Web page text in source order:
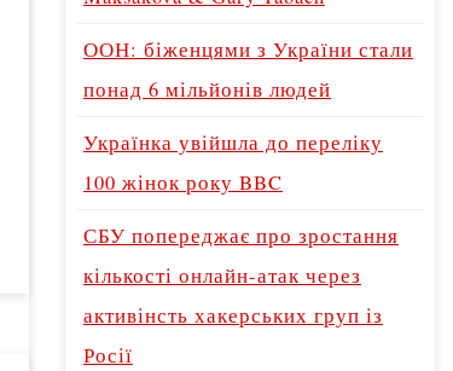
ООН: біженцями з України стали
понад 6 мільйонів людей
Українка увійшла до переліку
100 жінок року BBC
СБУ попереджає про зростання
кількості онлайн-атак через
активінсть хакерських груп із
Росії